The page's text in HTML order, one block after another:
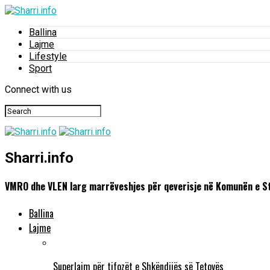
Ballina
Lajme
Lifestyle
Sport
Connect with us
Sharri.info
VMRO dhe VLEN larg marrëveshjes për qeverisje në Komunën e
Ballina
Lajme
Superlajm për tifozët e Shkëndijës së Tetovës